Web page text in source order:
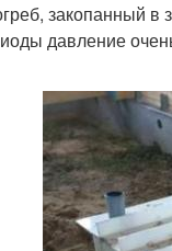
закопанный в
давление